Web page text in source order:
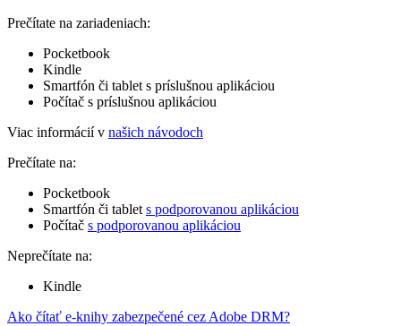
Prečítate na zariadeniach:
Pocketbook
Kindle
Smartfón či tablet s príslušnou aplikáciou
Počítač s príslušnou aplikáciou
Viac informácií v našich návodoch
Prečítate na:
Pocketbook
Smartfón či tablet s podporovanou aplikáciou
Počítač s podporovanou aplikáciou
Neprečítate na:
Kindle
Ako čítať e-knihy zabezpečené cez Adobe DRM?